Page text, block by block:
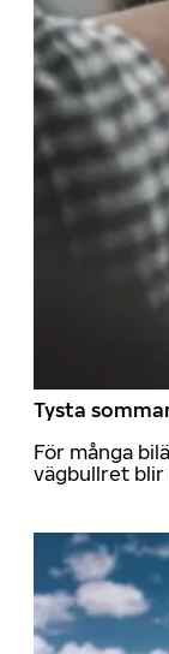
Tysta
För många
vägbullret